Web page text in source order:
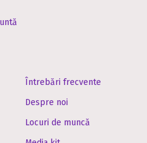
Întrebări frecvente
Despre noi
Locuri de muncă